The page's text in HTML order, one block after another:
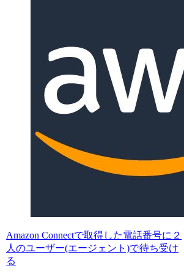
Amazon Connectで取得した電話番号に２
人のユーザー(エージェント)で待ち受け
る